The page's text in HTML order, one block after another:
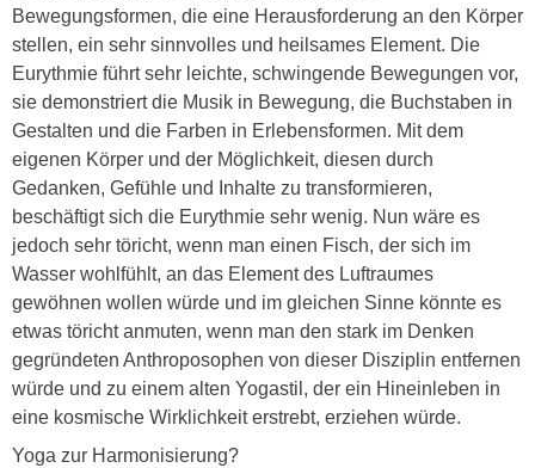
Bewegungsformen, die eine Herausforderung an den Körper
stellen, ein sehr sinnvolles und heilsames Element. Die
Eurythmie führt sehr leichte, schwingende Bewegungen vor,
sie demonstriert die Musik in Bewegung, die Buchstaben in
Gestalten und die Farben in Erlebensformen. Mit dem
eigenen Körper und der Möglichkeit, diesen durch
Gedanken, Gefühle und Inhalte zu transformieren,
beschäftigt sich die Eurythmie sehr wenig. Nun wäre es
jedoch sehr töricht, wenn man einen Fisch, der sich im
Wasser wohlfühlt, an das Element des Luftraumes
gewöhnen wollen würde und im gleichen Sinne könnte es
etwas töricht anmuten, wenn man den stark im Denken
gegründeten Anthroposophen von dieser Disziplin entfernen
würde und zu einem alten Yogastil, der ein Hineinleben in
eine kosmische Wirklichkeit erstrebt, erziehen würde.
Yoga zur Harmonisierung?